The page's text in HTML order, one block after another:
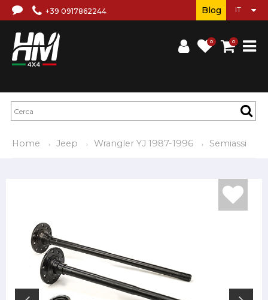
+39 0917862244
0 0
Blog
Home Jeep Wrangler YJ 1987-1996 Semiassi